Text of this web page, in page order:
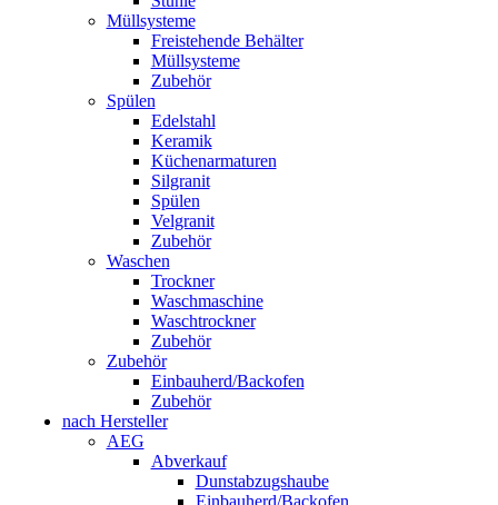
Müllsysteme
Freistehende Behälter
Müllsysteme
Zubehör
Spülen
Edelstahl
Keramik
Küchenarmaturen
Silgranit
Spülen
Velgranit
Zubehör
Waschen
Trockner
Waschmaschine
Waschtrockner
Zubehör
Zubehör
Einbauherd/Backofen
Zubehör
nach Hersteller
AEG
Abverkauf
Dunstabzugshaube
Einbauherd/Backofen